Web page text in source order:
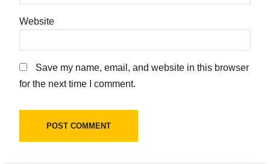
Website
Save my name, email, and website in this browser
for the next time I comment.